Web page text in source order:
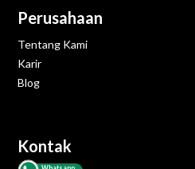
Kontak
Perusahaan
Tentang Kami
Karir
Blog